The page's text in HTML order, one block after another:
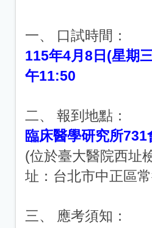
一、 口試時間：
115年4月8日(星期
午11:50
二、 報到地點：
臨床醫學研究所731
(位於臺大醫院西址
址：台北市中正區
三、 應考須知：